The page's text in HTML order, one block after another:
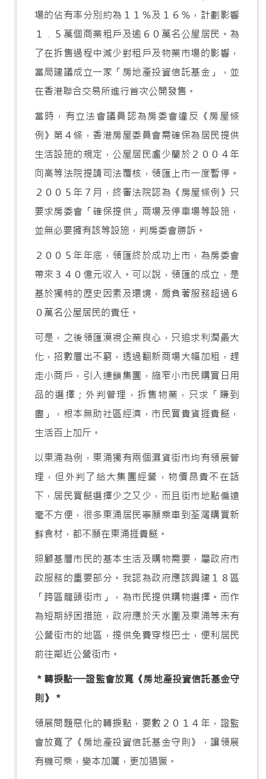
場的佔有率分別約為１１％及１６％，計劃影響
１﹒５萬個商業租戶及逾６０萬名公屋居民。為
了在拆售過程中減少對租戶及物業市場的影響，
當局建議成立一家「房地產投資信託基金」，並
在香港聯合交易所進行首次公開發售。
當時，有立法會議員認為房委會違反《房屋條
例》第４條，香港房屋委員會需確保為居民提供
生活設施的規定，公屋居民盧少蘭於２００４年
向高等法院提請司法覆核，領匯上市一度暫停。
２００５年７月，終審法院認為《房屋條例》只
要求房委會「確保提供」商場及停車場等設施，
並無必要擁有該等設施，判房委會勝訴。
２００５年年底，領匯終於成功上市，為房委會
帶來３４０億元收入。可以說，領匯的成立，是
基於獨特的歷史因素及環境，肩負著服務超過６
０萬名公屋居民的責任。
可是，之後領匯漠視企業良心，只追求利潤最大
化，招數層出不窮，透過翻新商場大幅加租，趕
走小商戶，引入連鎖集團，縮窄小市民購買日用
品的選擇；外判管理，拆售物業，只求「賺到
盡」，根本無助社區經濟，市民買貴貨捱貴餸，
生活百上加斤。
以東涌為例，東涌獨有兩個濕貨街市均有領展管
理，但外判了給大集團經營，物價昂貴不在話
下，居民買餸選擇少之又少，而且街市地點偏遠
毫不方便，很多東涌居民寧願乘車到荃灣購買新
鮮食材，都不願在東涌捱貴餸。
照顧基層市民的基本生活及購物需要，屬政府市
政服務的重要部分。我認為政府應該興建１８區
「跨區龍頭街市」，為市民提供購物選擇。而作
為短期紓困措施，政府應於天水圍及東涌等未有
公營街市的地區，提供免費穿梭巴士，便利居民
前往鄰近公營街市。
＊轉捩點──證監會放寬《房地產投資信託基金守
則》＊
領展問題惡化的轉捩點，要數２０１４年，證監
會放寬了《房地產投資信託基金守則》，讓領展
有機可乘，變本加厲，更加猖獗。